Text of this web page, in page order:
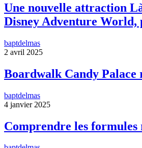
Une nouvelle attraction
Disney Adventure World,
baptdelmas
2 avril 2025
Boardwalk Candy Palace
baptdelmas
4 janvier 2025
Comprendre les formules